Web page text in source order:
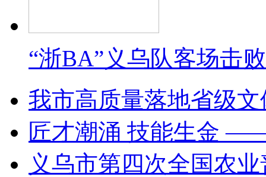
“浙BA”义乌队客场击
我市高质量落地省级
匠才潮涌 技能生金
义乌市第四次全国农